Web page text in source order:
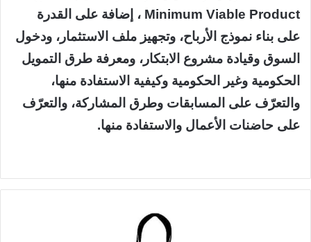
Minimum Viable Product ، إضافة على القدرة
على بناء نموذج الأرباح، وتجهيز ملف الاستثمار، ودخول
السوق وقيادة مشروع الابتكار، ومعرفة طرق التمويل
الحكومية وغير الحكومية وكيفية الاستفادة منها،
والتعرّف على المسابقات وطرق المشاركة، والتعرّف
على حاضنات الأعمال والاستفادة منها.